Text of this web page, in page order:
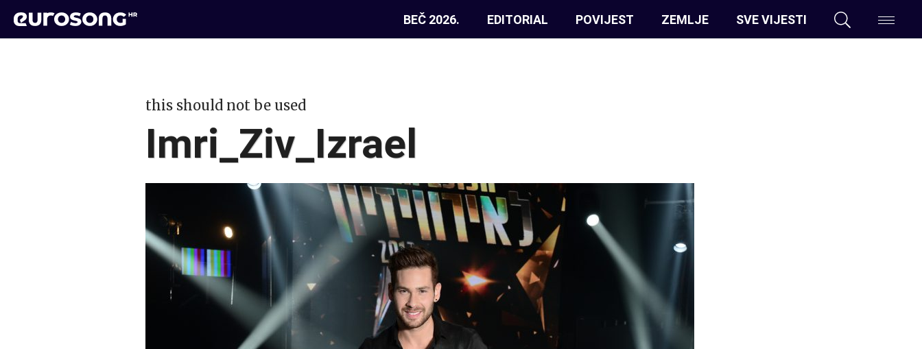
BEČ 2026. EDITORIAL POVIJEST ZEMLJE SVE VIJESTI
this should not be used
Imri_Ziv_Izrael